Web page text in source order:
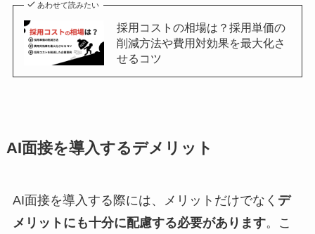
あわせて読みたい
採用コストの相場は？採用単価の
削減方法や費用対効果を最大化さ
せるコツ
AI面接を導入するデメリット
AI面接を導入する際には、メリットだけでなく デ
メリットにも十分に配慮する必要があります。こ